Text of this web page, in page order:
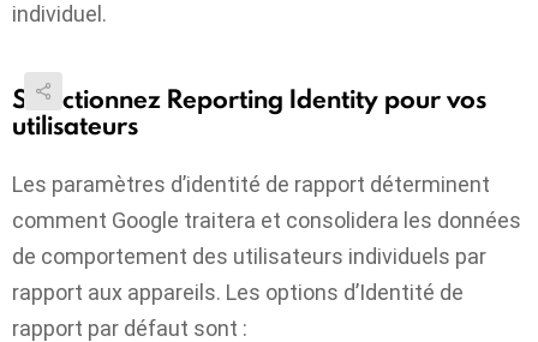
individuel.
Sélectionnez Reporting Identity pour vos
utilisateurs
Les paramètres d’identité de rapport déterminent
comment Google traitera et consolidera les données
de comportement des utilisateurs individuels par
rapport aux appareils. Les options d’Identité de
rapport par défaut sont :